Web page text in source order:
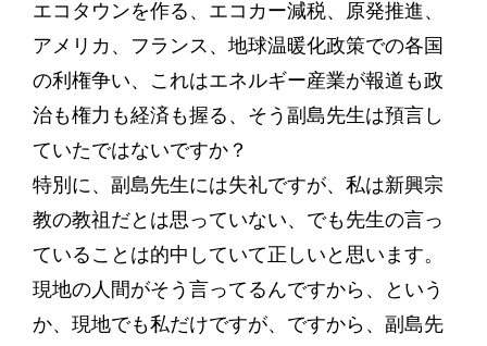
エコタウンを作る、エコカー減税、原発推進、
アメリカ、フランス、地球温暖化政策での各国
の利権争い、これはエネルギー産業が報道も政
治も権力も経済も握る、そう副島先生は預言し
ていたではないですか？
特別に、副島先生には失礼ですが、私は新興宗
教の教祖だとは思っていない、でも先生の言っ
ていることは的中していて正しいと思います。
現地の人間がそう言ってるんですから、という
か、現地でも私だけですが、ですから、副島先